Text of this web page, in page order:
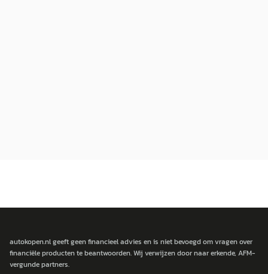
autokopen.nl geeft geen financieel advies en is niet bevoegd om vragen over
financiële producten te beantwoorden. Wij verwijzen door naar erkende, AFM-
vergunde partners.